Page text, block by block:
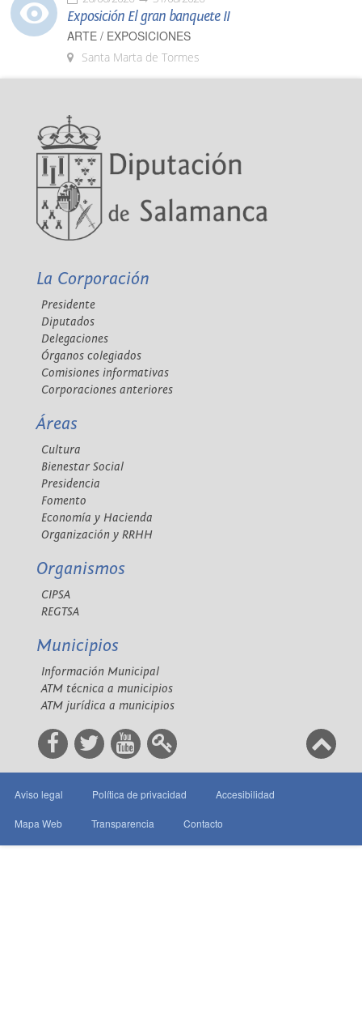
Exposición El gran banquete II
ARTE / EXPOSICIONES
Santa Marta de Tormes
La Corporación
Presidente
Diputados
Delegaciones
Órganos colegiados
Comisiones informativas
Corporaciones anteriores
Áreas
Cultura
Bienestar Social
Presidencia
Fomento
Economía y Hacienda
Organización y RRHH
Organismos
CIPSA
REGTSA
Municipios
Información Municipal
ATM técnica a municipios
ATM jurídica a municipios
Aviso legal Política de privacidad Accesibilidad
Mapa Web Transparencia Contacto